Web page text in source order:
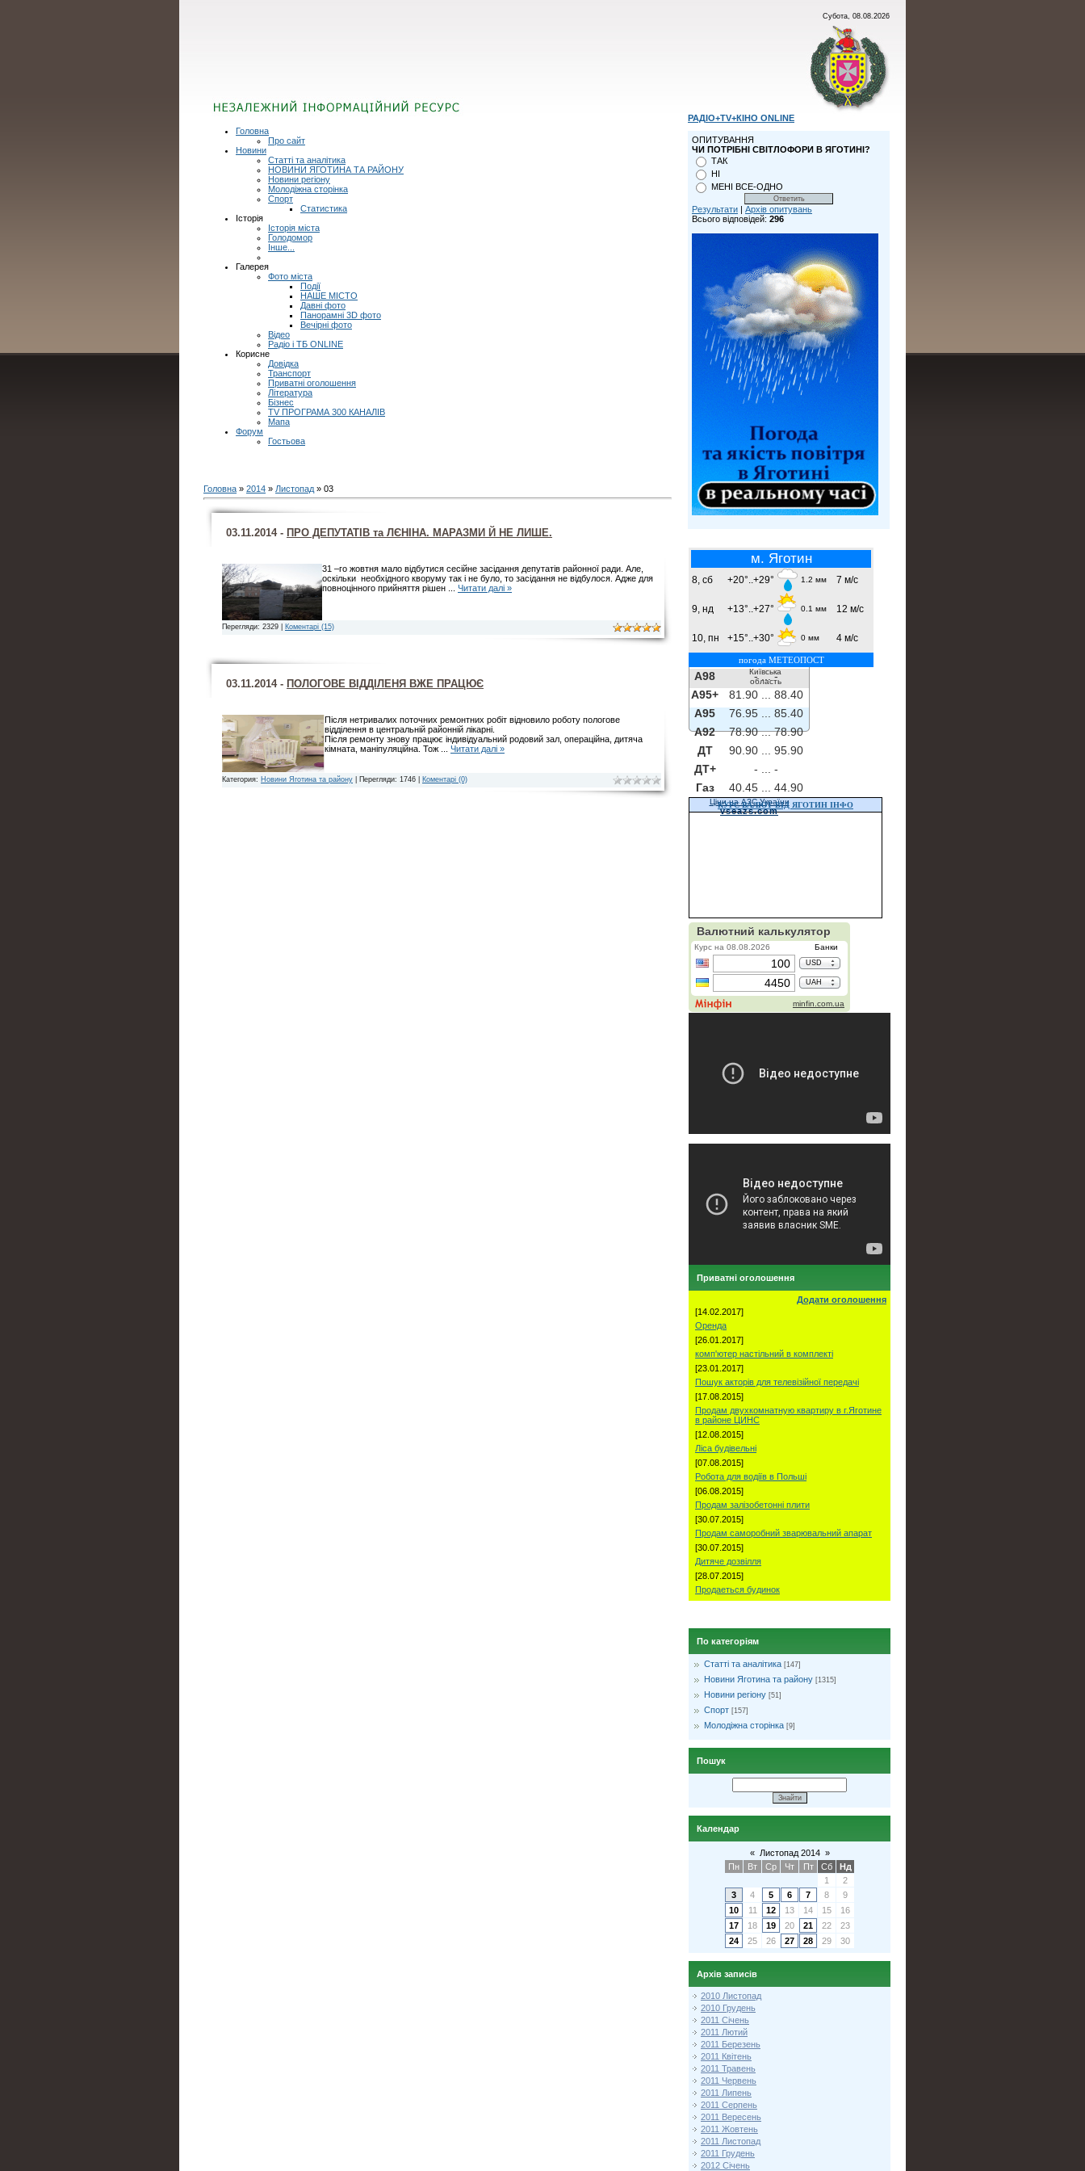
Субота, 08.08.2026
Головна
Про сайт
Новини
Статті та аналітика
НОВИНИ ЯГОТИНА ТА РАЙОНУ
Новини регіону
Молодіжна сторінка
Спорт
Статистика
Історія
Історія міста
Голодомор
Інше...
Галерея
Фото міста
Події
НАШЕ МІСТО
Давні фото
Панорамні 3D фото
Вечірні фото
Відео
Радіо і ТБ ONLINE
Корисне
Довідка
Транспорт
Приватні оголошення
Література
Бізнес
TV ПРОГРАМА 300 КАНАЛІВ
Мапа
Форум
Гостьова
Головна » 2014 » Листопад » 03
03.11.2014 - ПРО ДЕПУТАТІВ та ЛЄНІНА. МАРАЗМИ Й НЕ ЛИШЕ.
31 –го жовтня мало відбутися сесійне засідання депутатів районної ради. Але,
оскільки необхідного кворуму так і не було, то засідання не відбулося. Адже для
повноцінного прийняття рішен
Читати далі »
Перегляди: 2329 | Коментарі (15)
03.11.2014 - ПОЛОГОВЕ ВІДДІЛЕНЯ ВЖЕ ПРАЦЮЄ
Після нетривалих поточних ремонтних робіт відновило роботу пологове
відділення в центральній районній лікарні.
Після ремонту знову працює індивідуальний родовий зал, операційна, дитяча
кімната, маніпуляційна. Тож
Читати далі »
Категория: Новини Яготина та району | Перегляди: 1746 | Коментарі (0)
РАДІО+TV+КІНО ONLINE
ОПИТУВАННЯ
ЧИ ПОТРІБНІ СВІТЛОФОРИ В ЯГОТИНІ?
ТАК
НІ
МЕНІ ВСЕ-ОДНО
Результати | Архів опитувань
Всього відповідей: 296
м. Яготин
8, сб +20°..+29° 1.2 мм 7 м/с
9, нд +13°..+27° 0.1 мм 12 м/с
10, пн +15°..+30° 0 мм 4 м/с
погода МЕТЕОПОСТ
Київська
область
A98 - ...-
A95+
81.90 ...
88.40
A95
76.95 ...
85.40
A92
78.90 ...78.90
ДТ
90.90 ...
95.90
ДТ+
- ...
-
Газ
40.45 ... 44.90
Ціни на АЗС України
vseazs.com
КУРС ВАЛЮТ ВІД ЯГОТИН ІНФО
Приватні оголошення
Додати оголошення
[14.02.2017]
Оренда
[26.01.2017]
комп'ютер настільний в комплекті
[23.01.2017]
Пошук акторів для телевізійної передачі
[17.08.2015]
Продам двухкомнатную квартиру в г.Яготине
в районе ЦИНС
[12.08.2015]
Ліса будівельні
[07.08.2015]
Робота для водіїв в Польші
[06.08.2015]
Продам залізобетонні плити
[30.07.2015]
Продам саморобний зварювальний апарат
[30.07.2015]
Дитяче дозвілля
[28.07.2015]
Продаеться будинок
По категоріям
Статті та аналітика [147]
Новини Яготина та району [1315]
Новини регіону [51]
Спорт [157]
Молодіжна сторінка [9]
Пошук
Календар
« Листопад 2014 »
Пн
Вт Ср Чт Пт Сб
Нд
1
2
3
4 5 6 7 8
9
10
11 12 13 14 15
16
17
18 19 20 21 22
23
24
25 26 27 28 29 30
Архів записів
2010 Листопад
2010 Грудень
2011 Січень
2011 Лютий
2011 Березень
2011 Квітень
2011 Травень
2011 Червень
2011 Липень
2011 Серпень
2011 Вересень
2011 Жовтень
2011 Листопад
2011 Грудень
2012 Січень